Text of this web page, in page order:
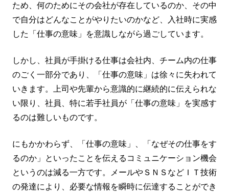
ため、何のためにその会社が存在しているのか、その中
で自分はどんなことがやりたいのかなど、入社時に実感
した「仕事の意味」を意識しながら過ごしています。
しかし、社員が手掛ける仕事は会社内、チーム内の仕事
のごく一部分であり、「仕事の意味」は徐々に失われて
いきます。上司や先輩から意識的に継続的に伝えられな
い限り、社員、特に若手社員が「仕事の意味」を実感す
るのは難しいものです。
にもかかわらず、「仕事の意味」、「なぜその仕事をす
るのか」といったことを伝えるコミュニケーション機会
というのは減る一方です。メールやＳＮＳなどＩＴ技術
の発達により、必要な情報を瞬時に伝達することができ